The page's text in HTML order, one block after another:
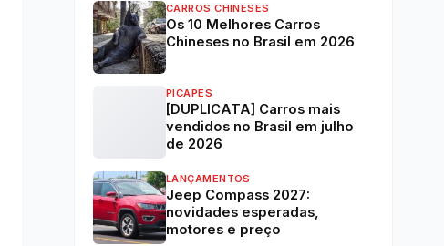
CARROS CHINESES
Os 10 Melhores Carros
Chineses no Brasil em 2026
PICAPES
[DUPLICATA] Carros mais
vendidos no Brasil em julho
de 2026
LANÇAMENTOS
Jeep Compass 2027:
novidades esperadas,
motores e preço